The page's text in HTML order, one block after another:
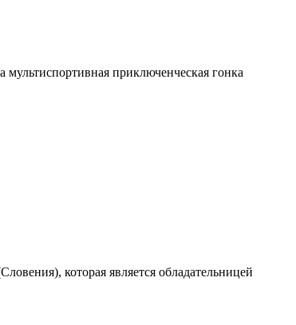
мультиспортивная приключенческая гонка
которая является обладательницей